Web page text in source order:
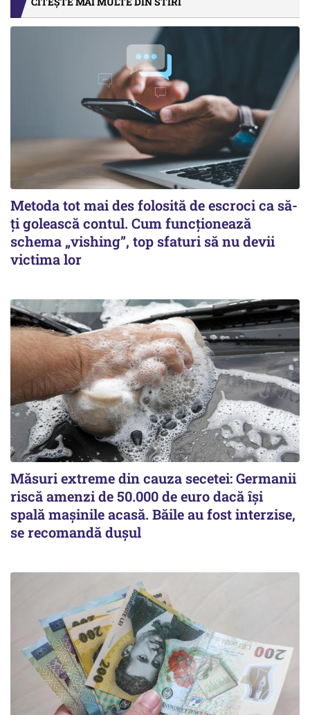
Metoda tot mai des folosită de escroci ca să-
ți golească contul. Cum funcționează
schema „vishing”, top sfaturi să nu devii
victima lor
Măsuri extreme din cauza secetei: Germanii
riscă amenzi de 50.000 de euro dacă își
spală mașinile acasă. Băile au fost interzise,
se recomandă dușul